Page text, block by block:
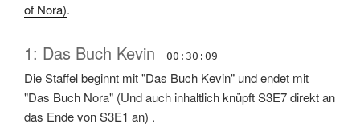
of Nora).
1: Das Buch Kevin 00:30:09
Die Staffel beginnt mit "Das Buch Kevin" und endet mit
"Das Buch Nora" (Und auch inhaltlich knüpft S3E7 direkt an
das Ende von S3E1 an) .